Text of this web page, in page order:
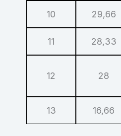
10 29,66
11 28,33
12 28
13 16,66